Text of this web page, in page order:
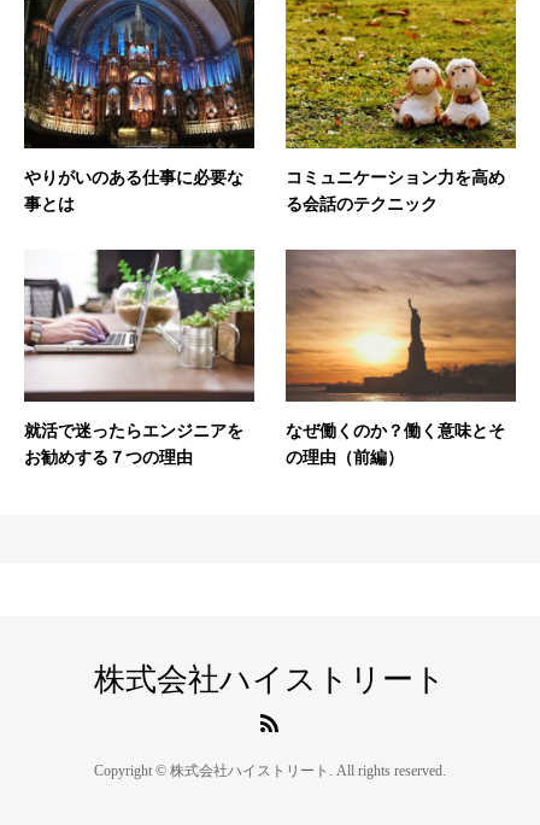
やりがいのある仕事に必要な
事とは
コミュニケーション力を高め
る会話のテクニック
就活で迷ったらエンジニアを
お勧めする７つの理由
なぜ働くのか？働く意味とそ
の理由（前編）
株式会社ハイストリート
Copyright © 株式会社ハイストリート. All rights reserved.